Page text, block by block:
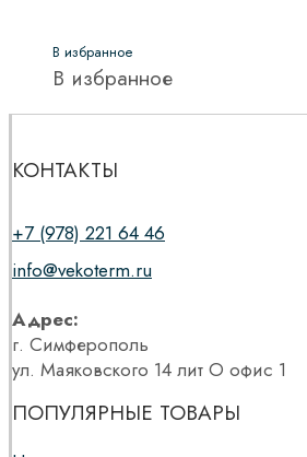
В избранное
В избранное
КОНТАКТЫ
+7 (978) 221 64 46
info@vekoterm.ru
Адрес:
г. Симферополь
ул. Маяковского 14 лит О офис 1
ПОПУЛЯРНЫЕ ТОВАРЫ